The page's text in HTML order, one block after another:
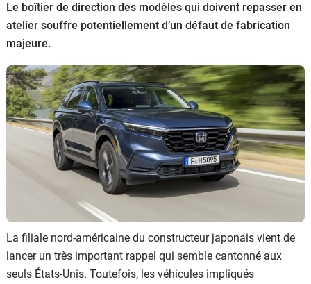
Flottes
Auto
Services
Forum
Le boîtier de direction des modèles qui doivent repasser en
atelier souffre potentiellement d’un défaut de fabrication
majeure.
La filiale nord-américaine du constructeur japonais vient de
lancer un très important rappel qui semble cantonné aux
seuls États-Unis. Toutefois, les véhicules impliqués